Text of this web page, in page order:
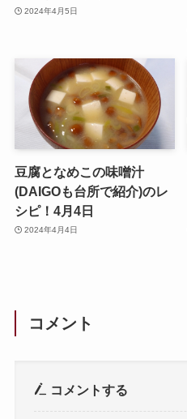
2024年4月5日
豆腐となめこの味噌汁
(DAIGOも台所で紹介)のレ
シピ！4月4日
2024年4月4日
コメント
コメントする